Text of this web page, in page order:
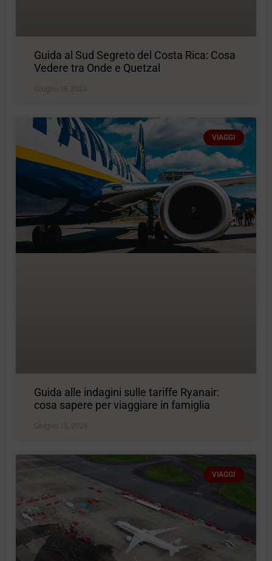
Guida al Sud Segreto del Costa Rica: Cosa
Vedere tra Onde e Quetzal
Giugno 15, 2026
VIAGGI
Guida alle indagini sulle tariffe Ryanair:
cosa sapere per viaggiare in famiglia
Giugno 12, 2026
VIAGGI